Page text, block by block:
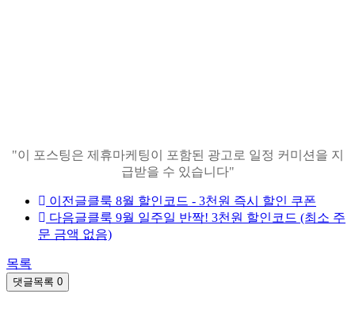
"이 포스팅은 제휴마케팅이 포함된 광고로 일정 커미션을 지
급받을 수 있습니다"
이전글클룩 8월 할인코드 - 3천원 즉시 할인 쿠폰
다음글클룩 9월 일주일 반짝! 3천원 할인코드 (최소 주
문 금액 없음)
목록
댓글목록 0